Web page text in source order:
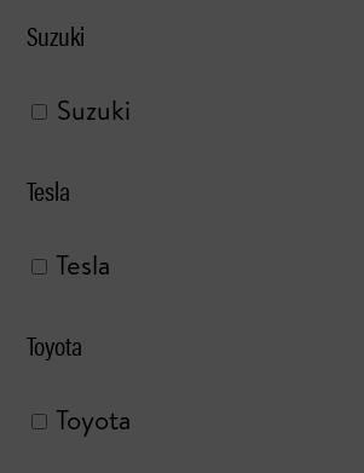
Suzuki
Suzuki
Tesla
Tesla
Toyota
Toyota